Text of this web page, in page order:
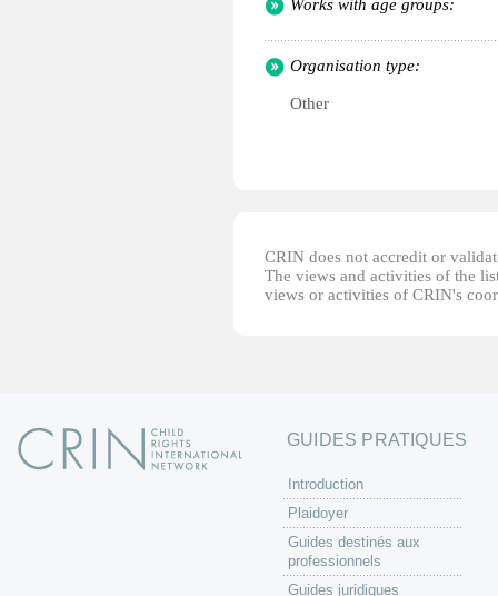
Works with age groups:
Organisation type:
Other
CRIN does not accredit or
The views and activities of the
views or activities of CRIN's
GUIDES PRATIQUES
Introduction
Plaidoyer
Guides destinés aux
professionnels
Guides juridiques